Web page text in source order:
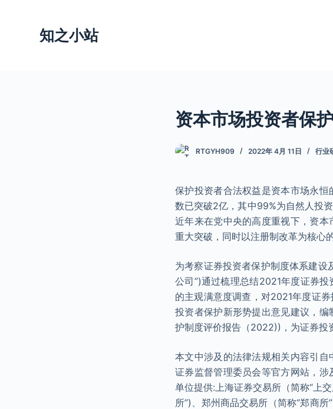
知之小站
资本市场投资者保
RTGYH909 2022年 4月 11日 行业
保护投资者合法权益是资本市场永
数已突破2亿，其中99%为自然人投
近年来在党中央的高度重视下，资
重大突破，同时以注册制改革为核心
为考察证券投资者保护制度体系建设
公司”)通过梳理总结2021年度证券
的主观满意度调查，对2021年度证
投资者保护新形势提出意见建议，
护制度评价报告（2022))，为证券投
本文中涉及的法律法规相关内容引
证券监督管理委员会等官方网站，
单位提供:上海证券交易所（简称“上
所”)、郑州商品交易所（简称“郑商